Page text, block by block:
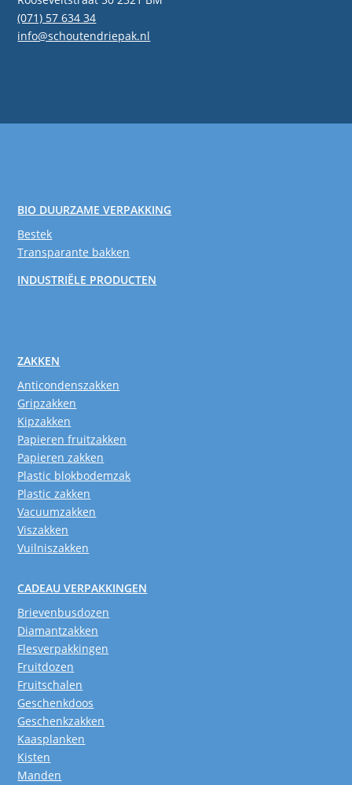
(071) 57 634 34
info@schoutendriepak.nl
BIO DUURZAME VERPAKKING
Bestek
Transparante bakken
INDUSTRIËLE PRODUCTEN
ZAKKEN
Anticondenszakken
Gripzakken
Kipzakken
Papieren fruitzakken
Papieren zakken
Plastic blokbodemzak
Plastic zakken
Vacuumzakken
Viszakken
Vuilniszakken
CADEAU VERPAKKINGEN
Brievenbusdozen
Diamantzakken
Flesverpakkingen
Fruitdozen
Fruitschalen
Geschenkdoos
Geschenkzakken
Kaasplanken
Kisten
Manden